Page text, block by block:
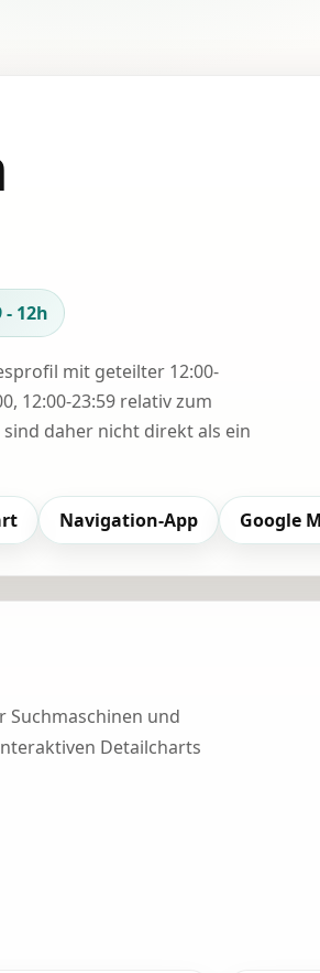
- 12h
mit geteilter 12:00-
12:00-23:59 relativ zum
daher nicht direkt als ein
Navigation-App Google
Suchmaschinen und
Detailcharts